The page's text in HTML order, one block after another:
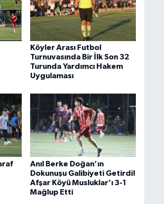
Köyler Arası Futbol
Turnuvasında Bir İlk Son 32
Turunda Yardımcı Hakem
Uygulaması
Anıl Berke Doğan’ın
Dokunuşu Galibiyeti Getirdi!
Afşar Köyü Musluklar’ı 3-1
Mağlup Etti